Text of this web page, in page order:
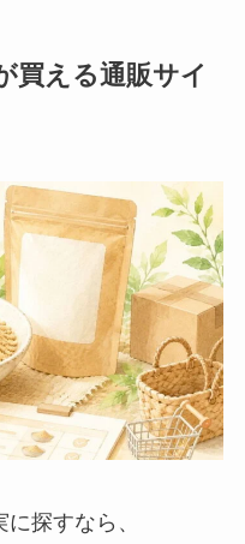
買える通販サイ
探すなら、